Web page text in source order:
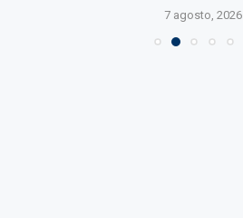
7 agosto, 2026